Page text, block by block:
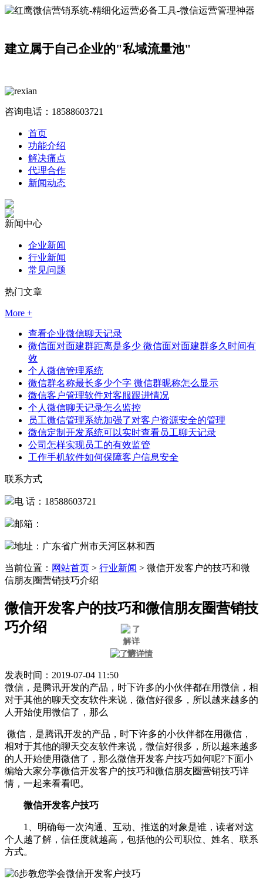
建立属于自己企业的"私域流量池"
咨询电话： 18588603721
首页
功能介绍
解决痛点
代理合作
新闻动态
新闻中心
企业新闻
行业新闻
常见问题
热门文章
More +
查看企业微信聊天记录
微信面对面建群距离是多少 微信面对面建群多久时间有
效
个人微信管理系统
微信群名称最长多少个字 微信群昵称怎么显示
微信客户管理软件对客服跟进情况
个人微信聊天记录怎么监控
员工微信管理系统加强了对客户资源安全的管理
微信定制开发系统可以实时查看员工聊天记录
公司怎样实现员工的有效监管
工作手机软件如何保障客户信息安全
联系方式
电 话：18588603721
邮箱：
地址：广东省广州市天河区林和西
当前位置： 网站首页 > 行业新闻 > 微信开发客户的技巧和微
信朋友圈营销技巧介绍
微信开发客户的技巧和微信朋友圈营销技
巧介绍
发表时间：2019-07-04 11:50
微信，是腾讯开发的产品，时下许多的小伙伴都在用微信，相
对于其他的聊天交友软件来说，微信好很多，所以越来越多的
人开始使用微信了，那么
微信，是腾讯开发的产品，时下许多的小伙伴都在用微信，
相对于其他的聊天交友软件来说，微信好很多，所以越来越多
的人开始使用微信了，那么微信开发客户技巧如何呢?下面小
编给大家分享微信开发客户的技巧和微信朋友圈营销技巧详
情，一起来看看吧。
微信开发客户技巧
1、明确每一次沟通、互动、推送的对象是谁，读者对这
个人越了解，信任度就越高，包括他的公司职位、姓名、联系
方式。